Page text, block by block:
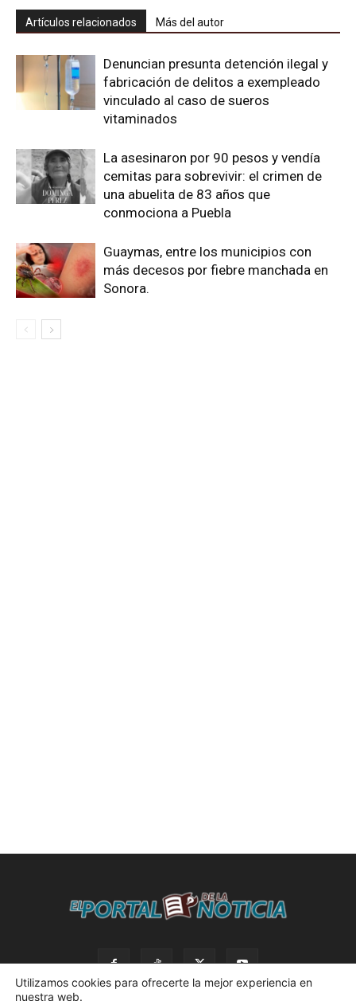
Artículos relacionados Más del autor
Denuncian presunta detención ilegal y
fabricación de delitos a exempleado
vinculado al caso de sueros
vitaminados
La asesinaron por 90 pesos y vendía
cemitas para sobrevivir: el crimen de
una abuelita de 83 años que
conmociona a Puebla
Guaymas, entre los municipios con
más decesos por fiebre manchada en
Sonora.
Utilizamos cookies para ofrecerte la mejor experiencia en
nuestra web.